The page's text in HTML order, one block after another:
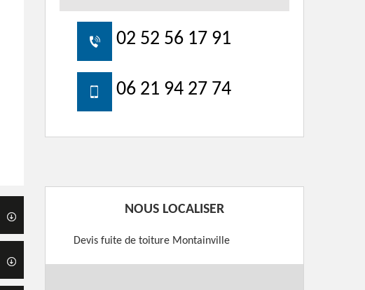
02 52 56 17 91
06 21 94 27 74
NOUS LOCALISER
Devis fuite de toiture Montainville